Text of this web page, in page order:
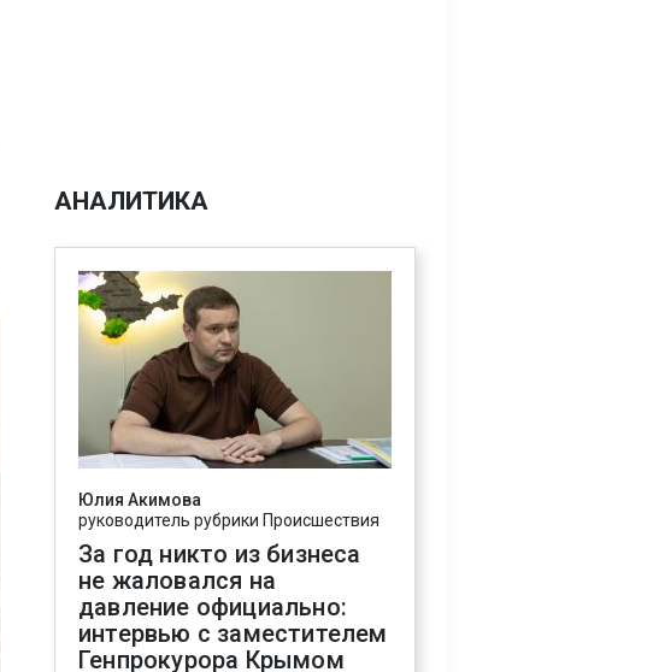
АНАЛИТИКА
Юлия Акимова
руководитель рубрики Происшествия
За год никто из бизнеса
не жаловался на
давление официально:
интервью с заместителем
Генпрокурора Крымом